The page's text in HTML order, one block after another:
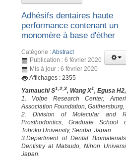
Adhésifs dentaires haute
performance contenant un
monomère à base d'éther
Catégorie :Abstract
Publication : 6 février 2020
Mis à jour : 6 février 2020
Affichages : 2355
Yamauchi S1,2,3, Wang X1, Egusa
1. Volpe Research Center,
Association Foundation, Gaithersburg,
2. Division of Molecular and
Prosthodontics, Graduate School
Tohoku University, Sendai, Japan.
3.Department of Dental
Dentistry at Matsudo, Nihon
Japan.